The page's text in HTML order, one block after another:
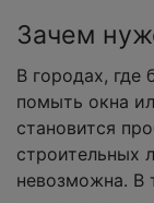
Зачем
В городах, где
помыть окна
становится
строительных
невозможна. В